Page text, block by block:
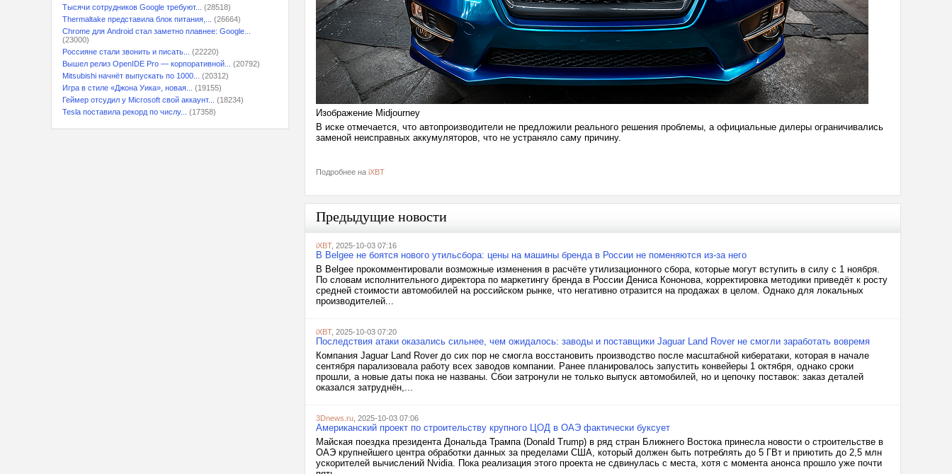
Тысячи сотрудников Google требуют...
(28518)
Thermaltake представила блок питания,...
(26664)
Chrome для Android стал заметно плавнее: Google...
(23000)
Россияне стали звонить и писать...
(22220)
Вышел релиз OpenIDE Pro — корпоративной...
(20792)
Mitsubishi начнёт выпускать по 1000...
(20312)
Игра в стиле «Джона Уика», новая...
(19155)
Геймер отсудил у Microsoft свой аккаунт...
(18234)
Tesla поставила рекорд по числу...
(17358)
Изображение Midjourney
В иске отмечается, что автопроизводители не предложили реального решения проблемы, а официальные дилеры ограничивались
заменой неисправных аккумуляторов, что не устраняло саму причину.
Подробнее на iXBT
Предыдущие новости
iXBT, 2025-10-03 07:16
В Belgee не боятся нового утильсбора: цены на машины бренда в России не поменяются из-за него
В Belgee прокомментировали возможные изменения в расчёте утилизационного сбора, которые могут вступить в силу с 1 ноября.
По словам исполнительного директора по маркетингу бренда в России Дениса Кононова, корректировка методики приведёт к росту
средней стоимости автомобилей на российском рынке, что негативно отразится на продажах в целом. Однако для локальных
производителей...
iXBT, 2025-10-03 07:20
Последствия атаки оказались сильнее, чем ожидалось: заводы и поставщики Jaguar Land Rover не смогли заработать вовремя
Компания Jaguar Land Rover до сих пор не смогла восстановить производство после масштабной кибератаки, которая в начале
сентября парализовала работу всех заводов компании. Ранее планировалось запустить конвейеры 1 октября, однако сроки
прошли, а новые даты пока не названы. Сбои затронули не только выпуск автомобилей, но и цепочку поставок: заказ деталей
оказался затруднён,...
3Dnews.ru , 2025-10-03 07:06
Американский проект по строительству крупного ЦОД в ОАЭ фактически буксует
Майская поездка президента Дональда Трампа (Donald Trump) в ряд стран Ближнего Востока принесла новости о строительстве в
ОАЭ крупнейшего центра обработки данных за пределами США, который должен быть потреблять до 5 ГВт и приютить до 2,5 млн
ускорителей вычислений Nvidia. Пока реализация этого проекта не сдвинулась с места, хотя с момента анонса прошло уже почти